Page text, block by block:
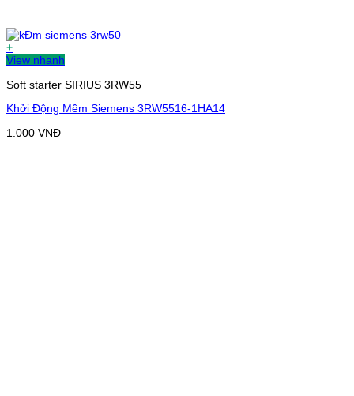
+
View nhanh
Soft starter SIRIUS 3RW55
Khởi Động Mềm Siemens 3RW5516-1HA14
1.000 VNĐ